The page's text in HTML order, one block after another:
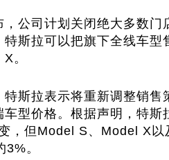
司计划关闭绝大多数门
斯拉可以把旗下全线车
。
拉表示将重新调整销售
车型价格。根据声明，特
，但Model S、Model X
。